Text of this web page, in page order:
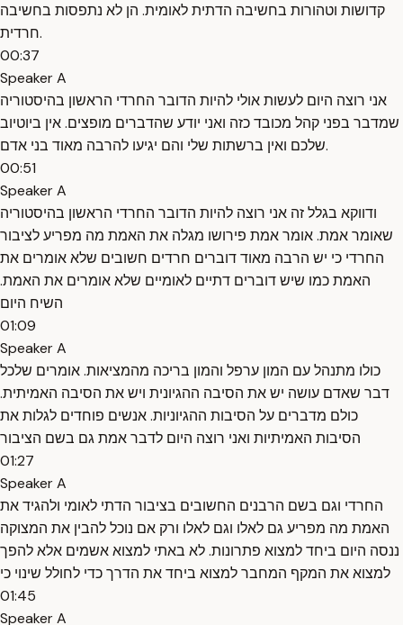
קדושות וטהורות בחשיבה הדתית לאומית. הן לא נתפסות בחשיבה
חרדית.
00:37
Speaker A
אני רוצה היום לעשות אולי להיות הדובר החרדי הראשון בהיסטוריה
שמדבר בפני קהל מכובד כזה ואני יודע שהדברים מופצים. אין ביוטיוב
שלכם ואין ברשתות שלי והם יגיעו להרבה מאוד בני אדם.
00:51
Speaker A
ודווקא בגלל זה אני רוצה להיות הדובר החרדי הראשון בהיסטוריה
שאומר אמת. אומר אמת פירושו מגלה את האמת מה מפריע לציבור
החרדי כי יש הרבה מאוד דוברים חרדים חשובים שלא אומרים את
האמת כמו שיש דוברים דתיים לאומיים שלא אומרים את האמת.
השיח היום
01:09
Speaker A
כולו מתנהל עם המון ערפל והמון בריכה מהמציאות. אומרים שלכל
דבר שאדם עושה יש את הסיבה ההגיונית ויש את הסיבה האמיתית.
כולם מדברים על הסיבות ההגיוניות. אנשים פוחדים לגלות את
הסיבות האמיתיות ואני רוצה היום לדבר אמת גם בשם הציבור
01:27
Speaker A
החרדי וגם בשם הרבנים החשובים בציבור הדתי לאומי ולהגיד את
האמת מה מפריע גם לאלו וגם לאלו ורק אם נוכל להבין את המצוקה
ננסה היום ביחד למצוא פתרונות. לא באתי למצוא אשמים אלא להפך
למצוא את המקף המחבר למצוא ביחד את הדרך כדי לחולל שינוי כי
01:45
Speaker A